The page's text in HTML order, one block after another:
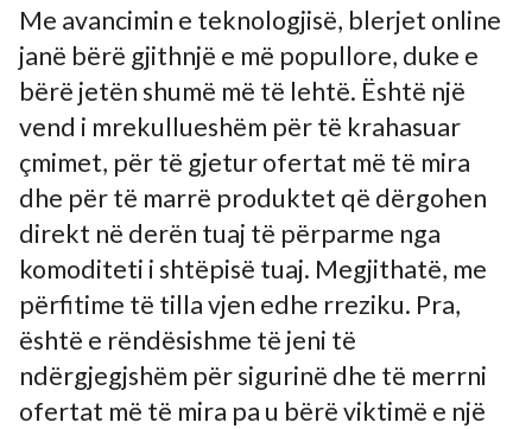
Me avancimin e teknologjisë, blerjet online
janë bërë gjithnjë e më popullore, duke e
bërë jetën shumë më të lehtë. Është një
vend i mrekullueshëm për të krahasuar
çmimet, për të gjetur ofertat më të mira
dhe për të marrë produktet që dërgohen
direkt në derën tuaj të përparme nga
komoditeti i shtëpisë tuaj. Megjithatë, me
përfitime të tilla vjen edhe rreziku. Pra,
është e rëndësishme të jeni të
ndërgjegjshëm për sigurinë dhe të merrni
ofertat më të mira pa u bërë viktimë e një